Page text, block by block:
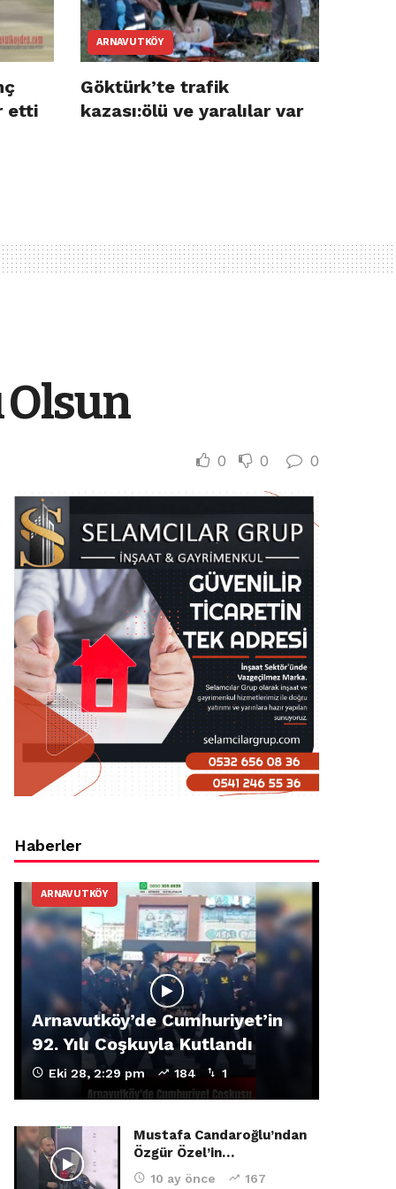
etti
ARNAVUTKÖY
Göktürk’te trafik
kazası:ölü ve yaralılar var
0 0 0
Haberler
ARNAVUTKÖY
Arnavutköy’de Cumhuriyet’in
92. Yılı Coşkuyla Kutlandı
Eki 28, 2:29 pm 184 1
Mustafa Candaroğlu’ndan
Özgür Özel’in…
10 ay önce 167